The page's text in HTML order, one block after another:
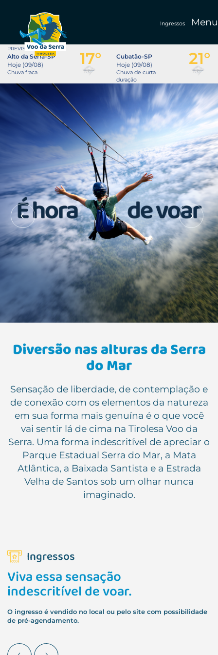
Ingressos Menu
PREVISÃO DO TEMPO
Alto da Serra-SP
Hoje (09/08)
Chuva fraca
17°
Cubatão-SP
Hoje (09/08)
Chuva de curta
duração
21°
Previous
Diversão nas alturas da Serra
do Mar
Sensação de liberdade, de contemplação e
de conexão com os elementos da natureza
em sua forma mais genuína é o que você
vai sentir lá de cima na Tirolesa Voo da
Serra. Uma forma indescritível de apreciar o
Parque Estadual Serra do Mar, a Mata
Atlântica, a Baixada Santista e a Estrada
Velha de Santos sob um olhar nunca
imaginado.
Ingressos
Viva essa sensação
indescritível de voar.
O ingresso é vendido no local ou pelo site com possibilidade
de pré-agendamento.
Previous